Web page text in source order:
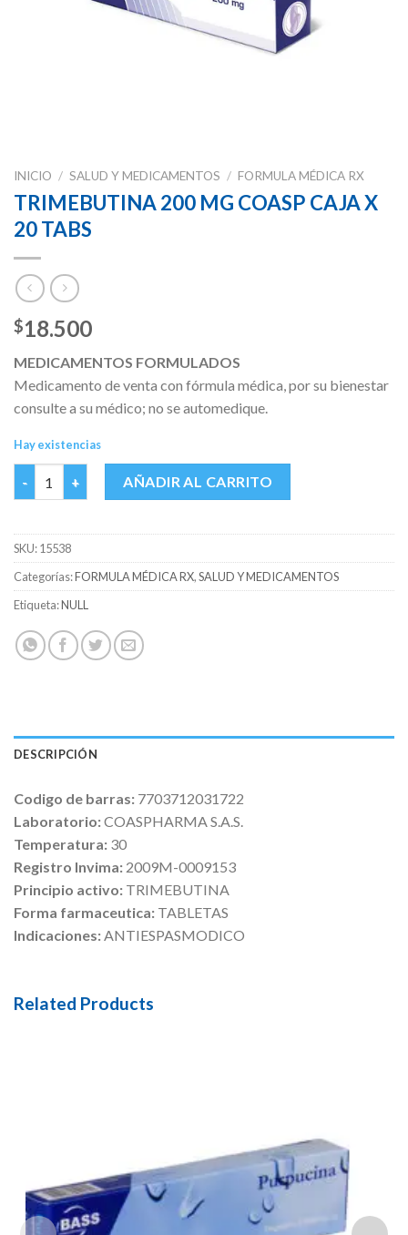
INICIO / SALUD Y MEDICAMENTOS / FORMULA MÉDICA RX
TRIMEBUTINA 200 MG COASP CAJA X
20 TABS
$18.500
MEDICAMENTOS FORMULADOS
Medicamento de venta con fórmula médica, por su bienestar
consulte a su médico; no se automedique.
Hay existencias
TRIMEBUTINA 200 MG COASP CAJA X 20 TABS cantidad
AÑADIR AL CARRITO
SKU:15538
Categorías:FORMULA MÉDICA RX,SALUD Y MEDICAMENTOS
Etiqueta:NULL
DESCRIPCIÓN
Codigo de barras: 7703712031722
Laboratorio:COASPHARMA S.A.S.
Temperatura: 30
Registro Invima: 2009M-0009153
Principio activo: TRIMEBUTINA
Forma farmaceutica: TABLETAS
Indicaciones:ANTIESPASMODICO
Related Products